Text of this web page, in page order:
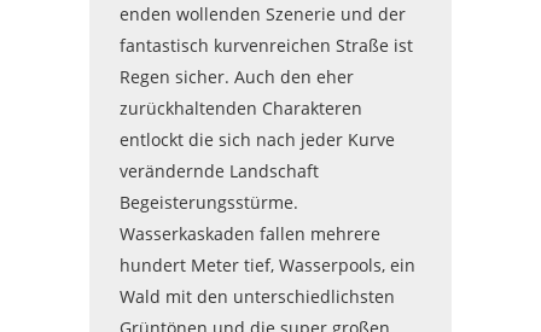
enden wollenden Szenerie und der
fantastisch kurvenreichen Straße ist
Regen sicher. Auch den eher
zurückhaltenden Charakteren
entlockt die sich nach jeder Kurve
verändernde Landschaft
Begeisterungsstürme.
Wasserkaskaden fallen mehrere
hundert Meter tief, Wasserpools, ein
Wald mit den unterschiedlichsten